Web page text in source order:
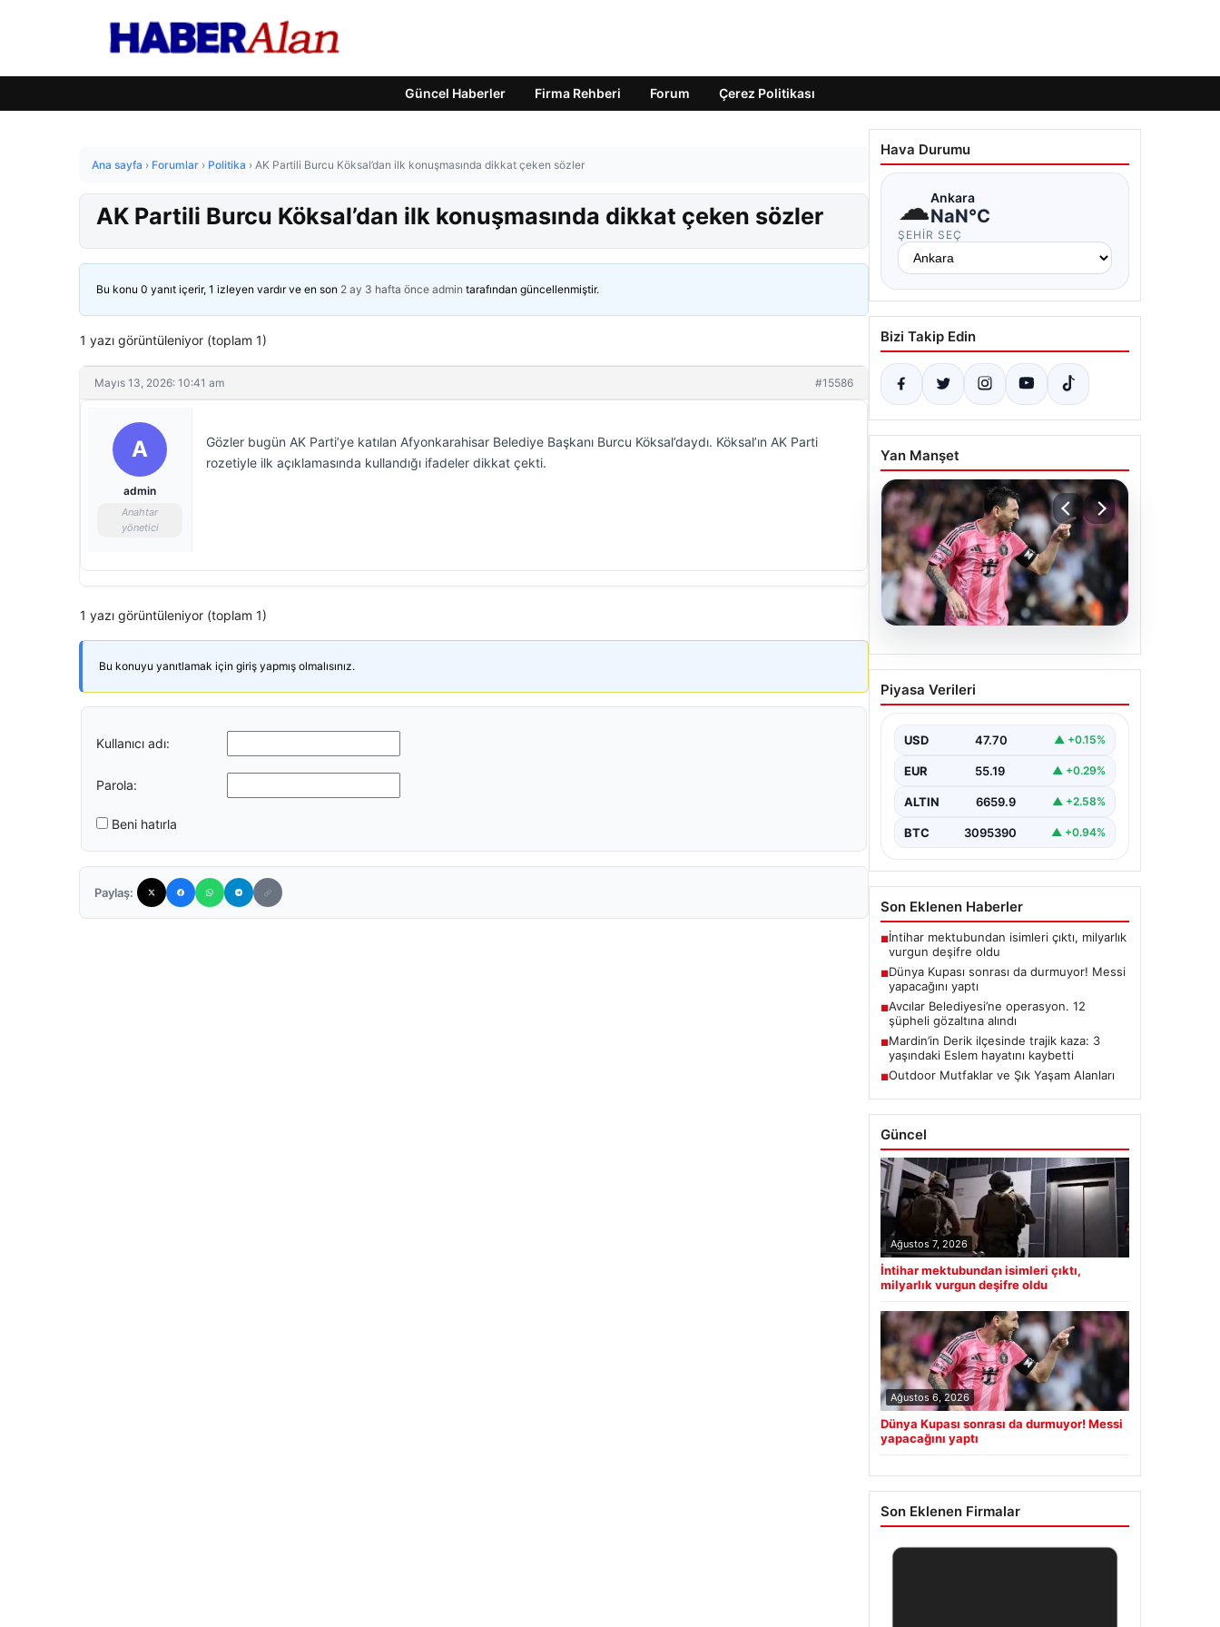
Güncel Haberler Firma Rehberi Forum Çerez Politikası
Ana sayfa › Forumlar › Politika › AK Partili Burcu Köksal’dan ilk konuşmasında dikkat çeken sözler
AK Partili Burcu Köksal’dan ilk konuşmasında dikkat çeken sözler
Bu konu 0 yanıt içerir, 1 izleyen vardır ve en son 2 ay 3 hafta önce admin tarafından güncellenmiştir.
1 yazı görüntüleniyor (toplam 1)
Mayıs 13, 2026: 10:41 am #15586
A
admin
Anahtar
yönetici
Gözler bugün AK Parti’ye katılan Afyonkarahisar Belediye Başkanı Burcu Köksal’daydı. Köksal’ın AK Parti
rozetiyle ilk açıklamasında kullandığı ifadeler dikkat çekti.
1 yazı görüntüleniyor (toplam 1)
Bu konuyu yanıtlamak için giriş yapmış olmalısınız.
Kullanıcı adı:
Parola:
Beni hatırla
Paylaş:
Hava Durumu
☁Ankara
NaN°C
ŞEHIR SEÇ
Bizi Takip Edin
Yan Manşet
Dünya Kupası sonrası da
durmuyor! Messi
Piyasa Verileri
USD 47.70 ▲ +0.15%
EUR 55.19 ▲ +0.29%
ALTIN 6659.9 ▲ +2.58%
BTC 3095390 ▲ +0.94%
Son Eklenen Haberler
■İntihar mektubundan isimleri çıktı, milyarlık
vurgun deşifre oldu
■Dünya Kupası sonrası da durmuyor! Messi
yapacağını yaptı
■Avcılar Belediyesi’ne operasyon. 12
şüpheli gözaltına alındı
■Mardin’in Derik ilçesinde trajik kaza: 3
yaşındaki Eslem hayatını kaybetti
■Outdoor Mutfaklar ve Şık Yaşam Alanları
Güncel
Ağustos 7, 2026
İntihar mektubundan isimleri çıktı,
milyarlık vurgun deşifre oldu
Ağustos 6, 2026
Dünya Kupası sonrası da durmuyor! Messi
yapacağını yaptı
Son Eklenen Firmalar